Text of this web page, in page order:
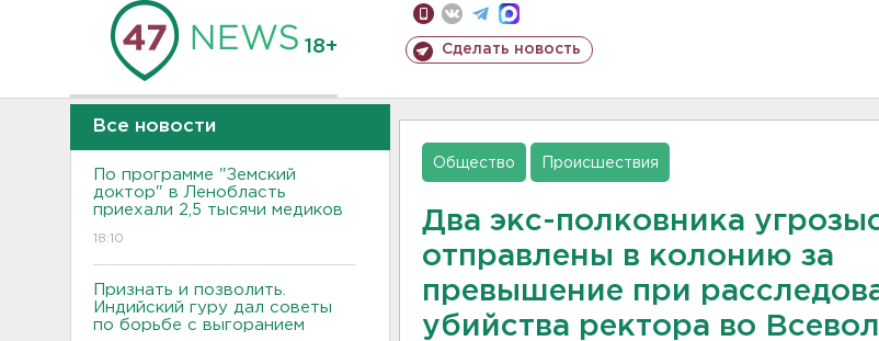
18+ Сделать новость
Все новости
По программе "Земский
доктор" в Ленобласть
приехали 2,5 тысячи медиков
18:10
Признать и позволить.
Индийский гуру дал советы
по борьбе с выгоранием
Общество Происшествия
Два экс-полковника
отправлены в колонию за
превышение при
убийства ректора во